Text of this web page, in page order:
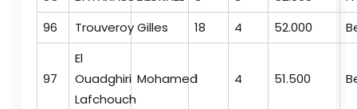
96
Trouveroy Gilles 18 4 52.000
97
El
Ouadghiri
Lafchouch
Mohamed1 4 51.500